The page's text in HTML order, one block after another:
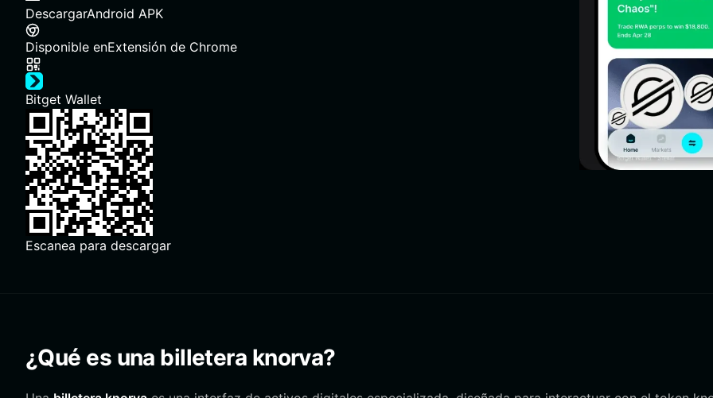
DescargarAndroid APK
Disponible enExtensión de Chrome
Bitget Wallet
Escanea para descargar
¿Qué es una billetera knorva?